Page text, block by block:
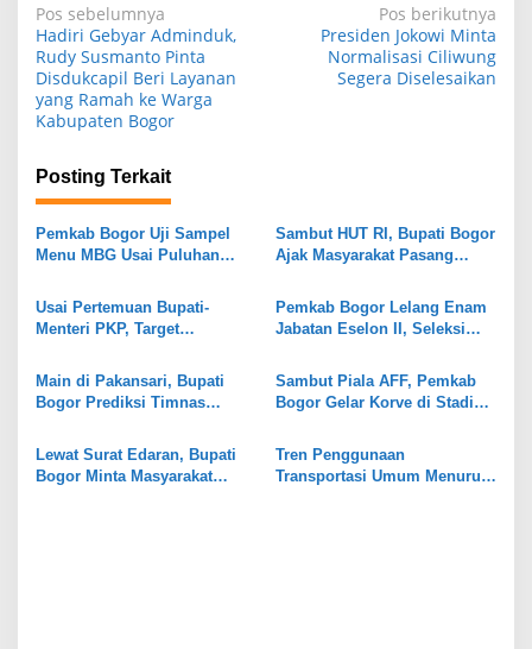
N
a
v
i
a
s
i
o
Pos sebelumnya
Hadiri Gebyar Adminduk,
Rudy Susmanto Pinta
Disdukcapil Beri Layanan
yang Ramah ke Warga
Kabupaten Bogor
Pos berikutnya
Presiden Jokowi Minta
Normalisasi Ciliwung
Segera Diselesaikan
Posting Terkait
Pemkab Bogor Uji Sampel
Menu MBG Usai Puluhan
Diduga Keracunan
Sambut HUT RI, Bupati Bogor
Ajak Masyarakat Pasang
Serentak
Usai Pertemuan Bupati-
Menteri PKP, Target
Naik Jadi 8 Ribu Unit
Pemkab Bogor Lelang Enam
Jabatan Eselon II, Seleksi
Barat
Main di Pakansari, Bupati
Bogor Prediksi Timnas
2-0
Sambut Piala AFF, Pemkab
Bogor Gelar Korve di Stadion
Lewat Surat Edaran, Bupati
Bogor Minta Masyarakat
Tren Penggunaan
Transportasi Umum Menurun,